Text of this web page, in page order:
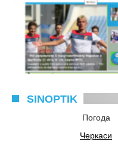
SINOPTIK
Погода
Черкаси